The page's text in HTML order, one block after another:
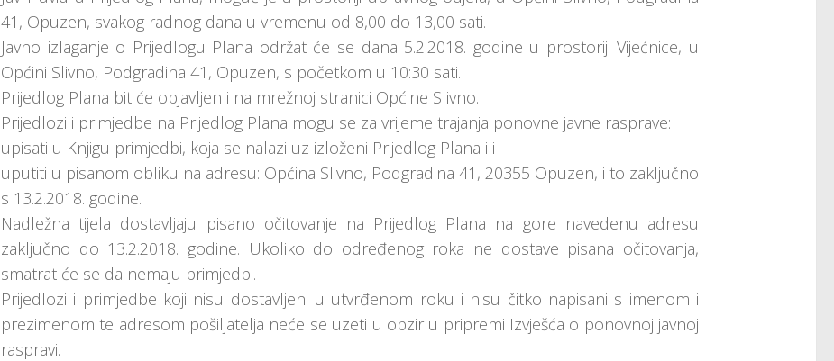
41, Opuzen, svakog radnog dana u vremenu od 8,00 do 13,00 sati.
Javno izlaganje o Prijedlogu Plana održat će se dana 5.2.2018. godine u prostoriji Vijećnice, u
Općini Slivno, Podgradina 41, Opuzen, s početkom u 10:30 sati.
Prijedlog Plana bit će objavljen i na mrežnoj stranici Općine Slivno.
Prijedlozi i primjedbe na Prijedlog Plana mogu se za vrijeme trajanja ponovne javne rasprave:
upisati u Knjigu primjedbi, koja se nalazi uz izloženi Prijedlog Plana ili
uputiti u pisanom obliku na adresu: Općina Slivno, Podgradina 41, 20355 Opuzen, i to zaključno
s 13.2.2018. godine.
Nadležna tijela dostavljaju pisano očitovanje na Prijedlog Plana na gore navedenu adresu
zaključno do 13.2.2018. godine. Ukoliko do određenog roka ne dostave pisana očitovanja,
smatrat će se da nemaju primjedbi.
Prijedlozi i primjedbe koji nisu dostavljeni u utvrđenom roku i nisu čitko napisani s imenom i
prezimenom te adresom pošiljatelja neće se uzeti u obzir u pripremi Izvješća o ponovnoj javnoj
raspravi.